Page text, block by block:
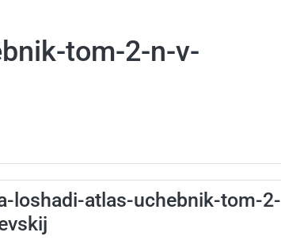
tom-2-n-v-
loshadi-atlas-uchebnik-tom-2-